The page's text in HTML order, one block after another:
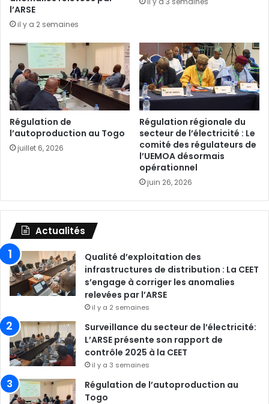
l’ARSE
il y a 2 semaines
Régulation de
l’autoproduction au Togo
juillet 6, 2026
Régulation régionale du
secteur de l’électricité : Le
comité des régulateurs de
l’UEMOA désormais
opérationnel
juin 26, 2026
Actualités
Qualité d’exploitation des
infrastructures de distribution : La CEET
s’engage à corriger les anomalies
relevées par l’ARSE
il y a 2 semaines
Surveillance du secteur de l’électricité:
L’ARSE présente son rapport de
contrôle 2025 à la CEET
il y a 3 semaines
Régulation de l’autoproduction au
Togo